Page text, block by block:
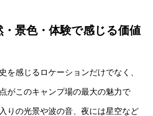
・景色・体験で感じる価値
を感じるロケーションだけでなく、
がこのキャンプ場の最大の魅力で
りの光景や波の音、夜には星空など